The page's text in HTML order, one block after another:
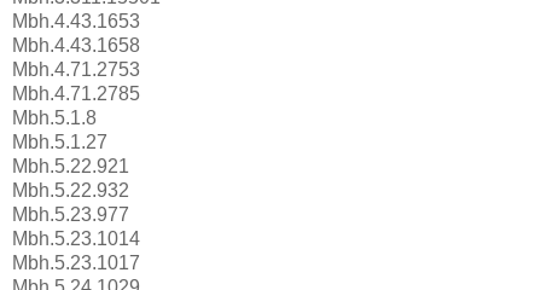
Mbh.4.43.1653
Mbh.4.43.1658
Mbh.4.71.2753
Mbh.4.71.2785
Mbh.5.1.8
Mbh.5.1.27
Mbh.5.22.921
Mbh.5.22.932
Mbh.5.23.977
Mbh.5.23.1014
Mbh.5.23.1017